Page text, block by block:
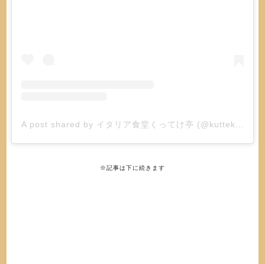
※記事は下に続きます